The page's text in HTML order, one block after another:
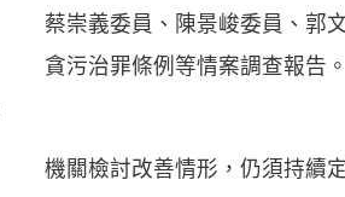
蔡崇義委員、陳景峻委員、郭
貪污治罪條例等情案調查報告。
機關檢討改善情形，仍須持續